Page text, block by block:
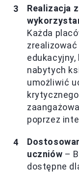
Realizacja
Każda
nabytych
umożliwić
poprzez
uczniów –
dostępne